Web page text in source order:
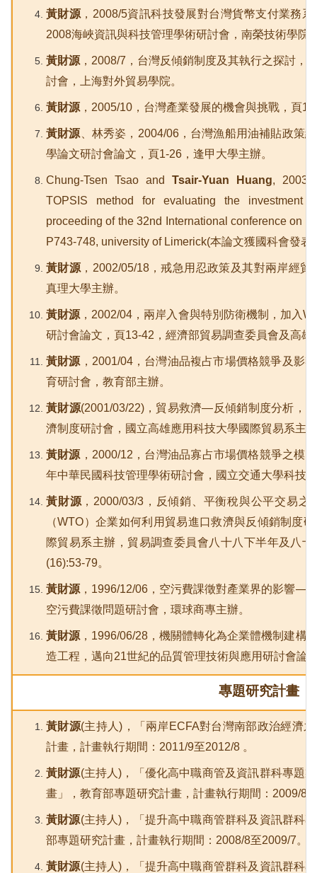
黃財源 ，2008/5資訊科技發展對台灣貨幣支付業務
2008海峽資訊與科技管理學術研討會，南榮技術學院
黃財源 ，2008/7，台灣反傾銷制度及其執行之探討，
討會，上海對外貿易學院。
黃財源 ，2005/10，台灣產業發展的機會與挑戰，頁
黃財源 、林秀姿，2004/06，台灣漁船用油補貼政策
學論文研討會論文，頁1-26，逢甲大學主辦。
Chung-Tsen Tsao and Tsair-Yuan Huang, 2003/
TOPSIS method for evaluating the investment
proceeding of the 32nd International conference on
P743-748, university of Limerick(本論文獲國科會發表
黃財源 ，2002/05/18，戒急用忍政策及其對兩岸經
真理大學主辦。
黃財源 ，2002/04，兩岸入會與特別防衛機制，加入
研討會論文，頁13-42，經濟部貿易調查委員會及高
黃財源 ，2001/04，台灣油品複占市場價格競爭及影
育研討會，教育部主辦。
黃財源(2001/03/22)，貿易救濟—反傾銷制度分析，e
濟制度研討會，國立高雄應用科技大學國際貿易系主
黃財源 ，2000/12，台灣油品寡占市場價格競爭之模
年中華民國科技管理學術研討會，國立交通大學科技
黃財源 ，2000/03/3，反傾銷、平衡稅與公平交易
（WTO）企業如何利用貿易進口救濟與反傾銷制度
際貿易系主辦，貿易調查委員會八十八下半年及八
(16):53-79。
黃財源 ，1996/12/06，空污費課徵對產業界的影響—
空污費課徵問題研討會，環球商專主辦。
黃財源 ，1996/06/28，機關體轉化為企業體機制建構
造工程，邁向21世紀的品質管理技術與應用研討會論
專題研究計畫
黃財源(主持人)，「兩岸ECFA對台灣南部政治經濟
計畫，計畫執行期間：2011/9至2012/8 。
黃財源(主持人)，「優化高中職商管及資訊群科專題
畫」，教育部專題研究計畫，計畫執行期間：2009/8
黃財源(主持人)，「提升高中職商管群科及資訊群科
部專題研究計畫，計畫執行期間：2008/8至2009/7。
黃財源(主持人)，「提升高中職商管群科及資訊群科